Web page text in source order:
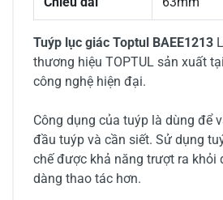
Tuýp lục giác Toptul BAEE1213
thương hiệu TOPTUL sản xuất
công nghệ hiện đại.
Công dụng của tuýp là dùng để
đầu tuýp và cần siết. Sử dụng
chế được khả năng trượt ra khỏi
dàng thao tác hơn.